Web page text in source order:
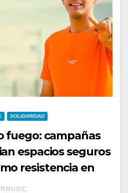
SOLIDARIDAD
fuego: campañas
espacios seguros
resistencia en
de Gaza